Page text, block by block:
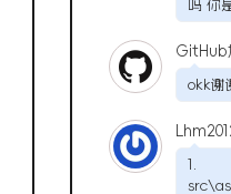
吗 你是
GitHub
okk谢
1.